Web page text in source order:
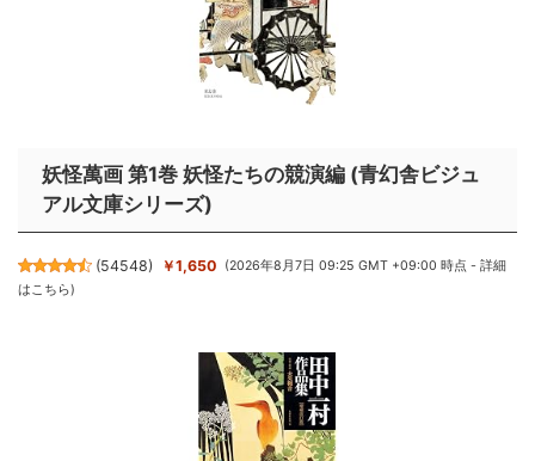
妖怪萬画 第1巻 妖怪たちの競演編 (青幻舎ビジュ
アル文庫シリーズ)
(54548) ￥1,650 (2026年8月7日 09:25 GMT +09:00 時点 -詳細
はこちら)